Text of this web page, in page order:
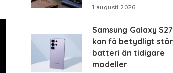
1 augusti 2026
Samsung Galaxy
kan få betydligt
batteri än tidigare
modeller